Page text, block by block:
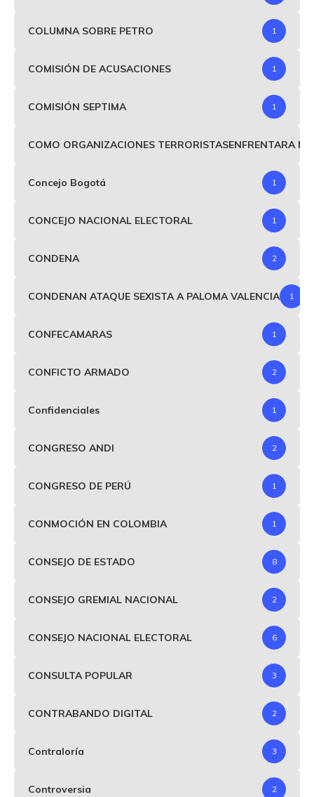
COLUMNA SOBRE PETRO 1
COMISIÓN DE ACUSACIONES 1
COMISIÓN SEPTIMA 1
COMO ORGANIZACIONES TERRORISTASENFRENTARA
Concejo Bogotá 1
CONCEJO NACIONAL ELECTORAL 1
CONDENA 2
CONDENAN ATAQUE SEXISTA A PALOMA VALENCIA 1
CONFECAMARAS 1
CONFICTO ARMADO 2
Confidenciales 1
CONGRESO ANDI 2
CONGRESO DE PERÚ 1
CONMOCIÓN EN COLOMBIA 1
CONSEJO DE ESTADO 8
CONSEJO GREMIAL NACIONAL 2
CONSEJO NACIONAL ELECTORAL 6
CONSULTA POPULAR 3
CONTRABANDO DIGITAL 2
Contraloría 3
Controversia 2